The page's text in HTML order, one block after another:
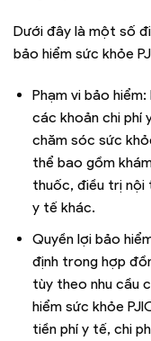
Dưới đây là một số
bảo hiểm sức khỏe
Phạm vi bảo
các khoản chi phí
chăm sóc sức
thể bao gồm
thuốc, điều trị nội
y tế khác.
Quyền lợi bảo
định trong hợp
tùy theo nhu cầu
hiểm sức khỏe
tiền phí y tế, chi